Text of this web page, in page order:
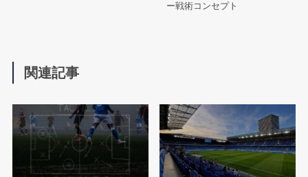
ー戦術コンセプト
関連記事